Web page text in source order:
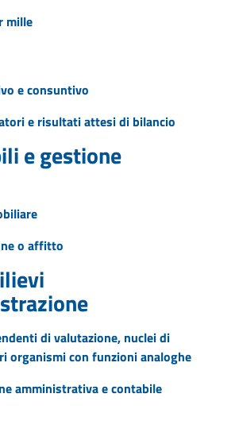
mille
e consuntivo
e risultati attesi di bilancio
e gestione
o affitto
di valutazione, nuclei di
organismi con funzioni analoghe
amministrativa e contabile